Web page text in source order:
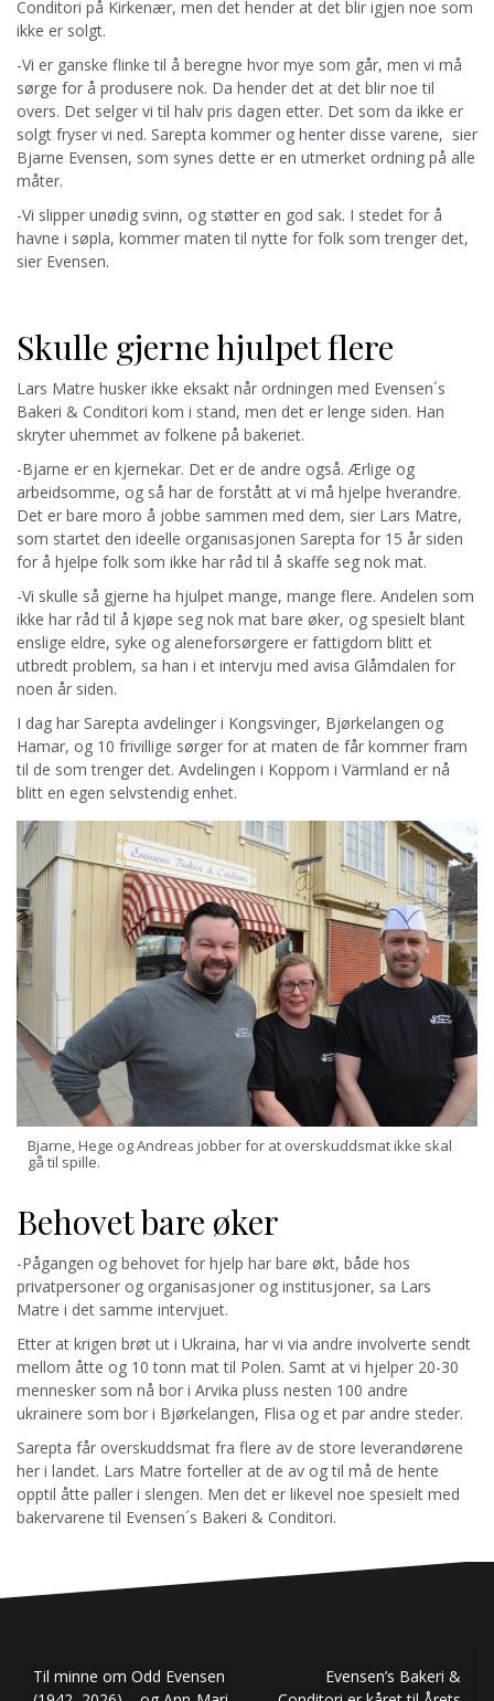
Conditori på Kirkenær, men det hender at det blir igjen noe som
ikke er solgt.
-Vi er ganske flinke til å beregne hvor mye som går, men vi må
sørge for å produsere nok. Da hender det at det blir noe til
overs. Det selger vi til halv pris dagen etter. Det som da ikke er
solgt fryser vi ned. Sarepta kommer og henter disse varene, sier
Bjarne Evensen, som synes dette er en utmerket ordning på alle
måter.
-Vi slipper unødig svinn, og støtter en god sak. I stedet for å
havne i søpla, kommer maten til nytte for folk som trenger det,
sier Evensen.
Skulle gjerne hjulpet flere
Lars Matre husker ikke eksakt når ordningen med Evensen´s
Bakeri & Conditori kom i stand, men det er lenge siden. Han
skryter uhemmet av folkene på bakeriet.
-Bjarne er en kjernekar. Det er de andre også. Ærlige og
arbeidsomme, og så har de forstått at vi må hjelpe hverandre.
Det er bare moro å jobbe sammen med dem, sier Lars Matre,
som startet den ideelle organisasjonen Sarepta for 15 år siden
for å hjelpe folk som ikke har råd til å skaffe seg nok mat.
-Vi skulle så gjerne ha hjulpet mange, mange flere. Andelen som
ikke har råd til å kjøpe seg nok mat bare øker, og spesielt blant
enslige eldre, syke og aleneforsørgere er fattigdom blitt et
utbredt problem, sa han i et intervju med avisa Glåmdalen for
noen år siden.
I dag har Sarepta avdelinger i Kongsvinger, Bjørkelangen og
Hamar, og 10 frivillige sørger for at maten de får kommer fram
til de som trenger det. Avdelingen i Koppom i Värmland er nå
blitt en egen selvstendig enhet.
Bjarne, Hege og Andreas jobber for at overskuddsmat ikke skal
gå til spille.
Behovet bare øker
-Pågangen og behovet for hjelp har bare økt, både hos
privatpersoner og organisasjoner og institusjoner, sa Lars
Matre i det samme intervjuet.
Etter at krigen brøt ut i Ukraina, har vi via andre involverte sendt
mellom åtte og 10 tonn mat til Polen. Samt at vi hjelper 20-30
mennesker som nå bor i Arvika pluss nesten 100 andre
ukrainere som bor i Bjørkelangen, Flisa og et par andre steder.
Sarepta får overskuddsmat fra flere av de store leverandørene
her i landet. Lars Matre forteller at de av og til må de hente
opptil åtte paller i slengen. Men det er likevel noe spesielt med
bakervarene til Evensen´s Bakeri & Conditori.
Innleggsnavigasjon
Til minne om Odd Evensen
Evensen’s Bakeri &